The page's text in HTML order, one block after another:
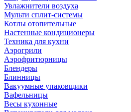
Увлажнители воздуха
Мульти сплит-системы
Котлы отопительные
Настенные кондиционеры
Техника для кухни
Аэрогрили
Аэрофритюрницы
Блендеры
Блинницы
Вакуумные упаковщики
Вафельницы
Весы кухонные